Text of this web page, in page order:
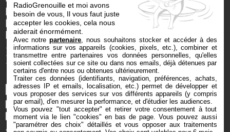
RadioGrenouille et moi avons
besoin de vous, Il vous faut juste
accepter les cookies, cela nous
aiderait énormément.
Avec notrepartenaire , nous souhaitons stocker et accéder à des
informations sur vos appareils (cookies, pixels, etc.), combiner et
transmettre entre partenaires vos données personnelles, qu'elles
soient collectées sur ce site ou dans nos emails, déjà détenues par
certains d'entre nous ou obtenues ultérieurement.
Traiter ces données (identifiants, navigation, préférences, achats,
adresses IP et emails, localisation, etc.) permet de développer et
vous proposer des services sur vos différents appareils (y compris
par email), d'en mesurer la performance, et d'étudier les audiences.
Vous pouvez "tout accepter" et retirer votre consentement à tout
moment via le lien "cookies" en bas de page. Vous pouvez aussi
"paramétrer des choix" détaillés et vous opposer aux traitements